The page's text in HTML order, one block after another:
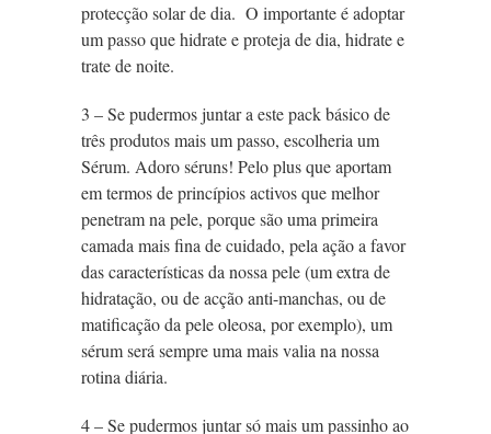
protecção solar de dia. O importante é adoptar
um passo que hidrate e proteja de dia, hidrate e
trate de noite.
3 – Se pudermos juntar a este pack básico de
três produtos mais um passo, escolheria um
Sérum. Adoro séruns! Pelo plus que aportam
em termos de princípios activos que melhor
penetram na pele, porque são uma primeira
camada mais fina de cuidado, pela ação a favor
das características da nossa pele (um extra de
hidratação, ou de acção anti-manchas, ou de
matificação da pele oleosa, por exemplo), um
sérum será sempre uma mais valia na nossa
rotina diária.
4 – Se pudermos juntar só mais um passinho ao